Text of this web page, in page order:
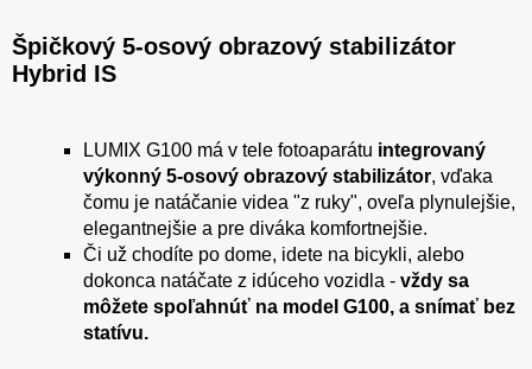
Špičkový 5-osový obrazový stabilizátor
Hybrid IS
LUMIX G100 má v tele fotoaparátu integrovaný
výkonný 5-osový obrazový stabilizátor, vďaka
čomu je natáčanie videa "z ruky", oveľa plynulejšie,
elegantnejšie a pre diváka komfortnejšie.
Či už chodíte po dome, idete na bicykli, alebo
dokonca natáčate z idúceho vozidla - vždy sa
môžete spoľahnúť na model G100, a snímať bez
statívu.